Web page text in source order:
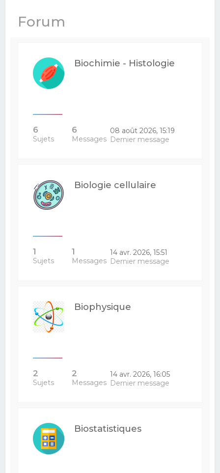
Forum
Biochimie - Histologie
6
Sujets
6
Messages
08 août 2026, 15:19
Dernier message
Biologie cellulaire
1
Sujets
1
Messages
14 avr. 2026, 15:51
Dernier message
Biophysique
2
Sujets
2
Messages
14 avr. 2026, 16:05
Dernier message
Biostatistiques